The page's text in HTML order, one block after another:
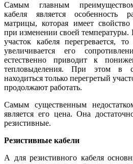
Самым главным
кабеля является особенность
матрицы, которая имеет свойство
при изменении своей температуры.
участок кабеля перегревается,
увеличивается его
естественно приводит к
тепловыделения. При этом в
находиться только перегретый
продолжают работать.
Самым существенным
является его цена. Она
резистивные.
Резистивные кабели
А для резистивного кабеля